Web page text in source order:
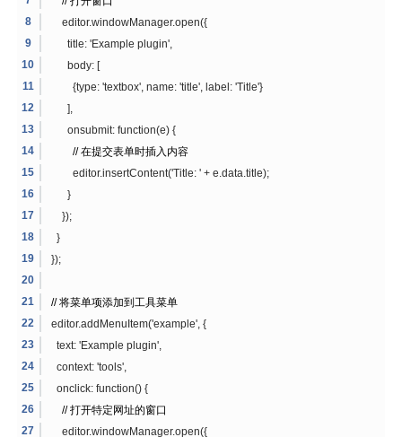
editor.windowManager.open({
title: 'Example plugin',
body: [
{type: 'textbox', name: 'title', label: 'Title'}
],
onsubmit: function(e) {
// 在提交表单时插入内容
editor.insertContent('Title: ' + e.data.title);
}
});
}
});
// 将菜单项添加到工具菜单
editor.addMenuItem('example', {
text: 'Example plugin',
context: 'tools',
onclick: function() {
// 打开特定网址的窗口
editor.windowManager.open({